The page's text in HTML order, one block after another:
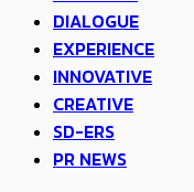
DIALOGUE
EXPERIENCE
INNOVATIVE
CREATIVE
SD-ERS
PR NEWS